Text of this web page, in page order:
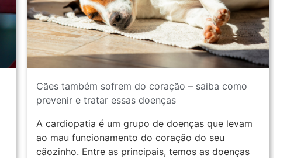
Cães também sofrem do coração – saiba como
prevenir e tratar essas doenças
A cardiopatia é um grupo de doenças que levam
ao mau funcionamento do coração do seu
cãozinho. Entre as principais, temos as doenças